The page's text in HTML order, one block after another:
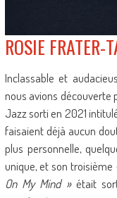
ROSIE
Inclassable et
nous avions découverte
Jazz sorti en 2021
faisaient déjà aucun
plus personnelle,
unique, et son troisième
On My Mind »était